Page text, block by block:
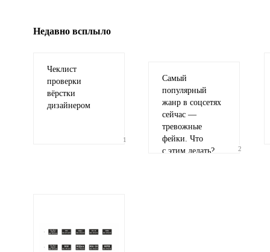
Недавно всплыло
Чеклист
проверки
вёрстки
дизайнером
1
Самый
популярный
жанр в соцсетях
сейчас —
тревожные
фейки. Что
с этим делать?
2